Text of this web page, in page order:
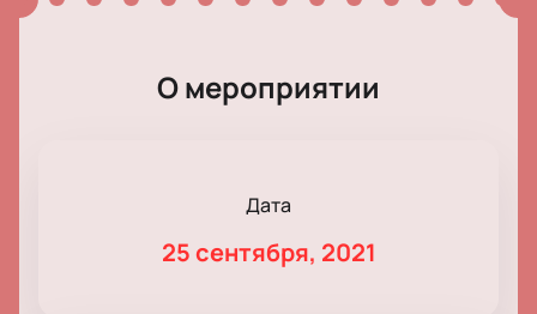
О мероприятии
Дата
25 сентября, 2021